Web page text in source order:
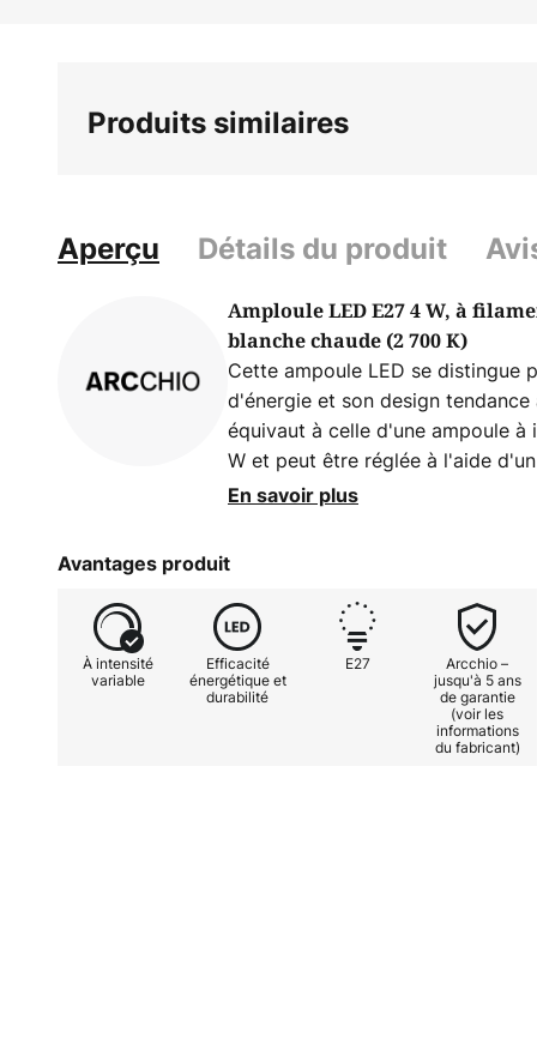
images
Produits similaires
Aperçu Détails du produit
Amploule LED E27 4 W, à
blanche chaude (2 700 K)
Cette ampoule LED se distingue
d'énergie et son design
équivaut à celle d'une ampoule à
W et peut être réglée à l'aide
- à intensité variable avec des
En savoir plus
Avantages produit
À intensité
variable
Efficacité
énergétique et
durabilité
E27
Arcchio –
jusqu'à 5 ans
de garantie
(voir les
informations
du fabricant)